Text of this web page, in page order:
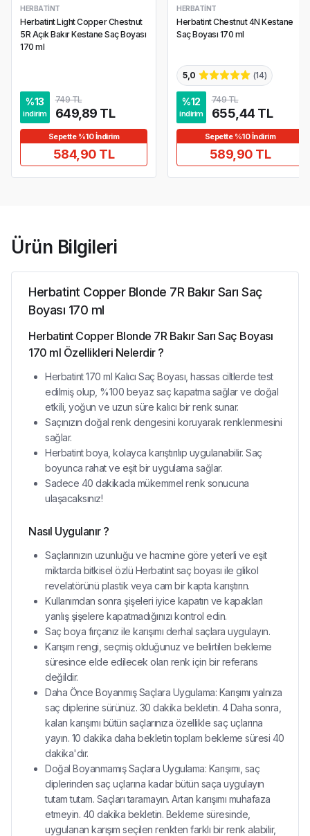
HERBATINT
Herbatint Light Copper Chestnut
5R Açık Bakır Kestane Saç Boyası
170 ml
%13
indirim
749 TL
649,89 TL
Sepette %10 İndirim
584,90 TL
HERBATINT
Herbatint Chestnut 4N Kestane
Saç Boyası 170 ml
5,0 (14)
%12
indirim
749 TL
655,44 TL
Sepette %10 İndirim
589,90 TL
Ürün Bilgileri
Herbatint Copper Blonde 7R Bakır Sarı Saç
Boyası 170 ml
Herbatint Copper Blonde 7R Bakır Sarı Saç Boyası
170 ml Özellikleri Nelerdir ?
Herbatint 170 ml Kalıcı Saç Boyası, hassas ciltlerde test
edilmiş olup, %100 beyaz saç kapatma sağlar ve doğal
etkili, yoğun ve uzun süre kalıcı bir renk sunar.
Saçınızın doğal renk dengesini koruyarak renklenmesini
sağlar.
Herbatint boya, kolayca karıştırılıp uygulanabilir. Saç
boyunca rahat ve eşit bir uygulama sağlar.
Sadece 40 dakikada mükemmel renk sonucuna
ulaşacaksınız!
Nasıl Uygulanır ?
Saçlarınızın uzunluğu ve hacmine göre yeterli ve eşit
miktarda bitkisel özlü Herbatint saç boyası ile glikol
revelatörünü plastik veya cam bir kapta karıştırın.
Kullanımdan sonra şişeleri iyice kapatın ve kapakları
yanlış şişelere kapatmadığınızı kontrol edin.
Saç boya fırçanız ile karışımı derhal saçlara uygulayın.
Karışım rengi, seçmiş olduğunuz ve belirtilen bekleme
süresince elde edilecek olan renk için bir referans
değildir.
Daha Önce Boyanmış Saçlara Uygulama: Karışımı yalnıza
saç diplerine sürünüz. 30 dakika bekletin. 4 Daha sonra,
kalan karışımı bütün saçlarınıza özellikle saç uçlarına
yayın. 10 dakika daha bekletin toplam bekleme süresi 40
dakika'dır.
Doğal Boyanmamış Saçlara Uygulama: Karışımı, saç
diplerinden saç uçlarına kadar bütün saça uygulayın
tutam tutam. Saçları taramayın. Artan karışımı muhafaza
etmeyin. 40 dakika bekletin. Bekleme süresinde,
uygulanan karışım seçilen renkten farklı bir renk alabilir,